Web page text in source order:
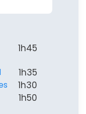
1h45
1h35
1h30
1h50